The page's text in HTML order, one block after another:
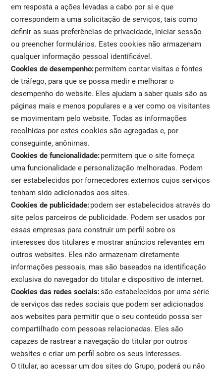
em resposta a ações levadas a cabo por si e que
correspondem a uma solicitação de serviços, tais como
definir as suas preferências de privacidade, iniciar sessão
ou preencher formulários. Estes cookies não armazenam
qualquer informação pessoal identificável.
Cookies de desempenho:permitem contar visitas e fontes
de tráfego, para que se possa medir e melhorar o
desempenho do website. Eles ajudam a saber quais são as
páginas mais e menos populares e a ver como os visitantes
se movimentam pelo website. Todas as informações
recolhidas por estes cookies são agregadas e, por
conseguinte, anônimas.
Cookies de funcionalidade:permitem que o site forneça
uma funcionalidade e personalização melhoradas. Podem
ser estabelecidos por fornecedores externos cujos serviços
tenham sido adicionados aos sites.
Cookies de publicidade:podem ser estabelecidos através do
site pelos parceiros de publicidade. Podem ser usados por
essas empresas para construir um perfil sobre os
interesses dos titulares e mostrar anúncios relevantes em
outros websites. Eles não armazenam diretamente
informações pessoais, mas são baseados na identificação
exclusiva do navegador do titular e dispositivo de internet.
Cookies das redes sociais:são estabelecidos por uma série
de serviços das redes sociais que podem ser adicionados
aos websites para permitir que o seu conteúdo possa ser
compartilhado com pessoas relacionadas. Eles são
capazes de rastrear a navegação do titular por outros
websites e criar um perfil sobre os seus interesses.
O titular, ao acessar um dos sites do Grupo, poderá ou não